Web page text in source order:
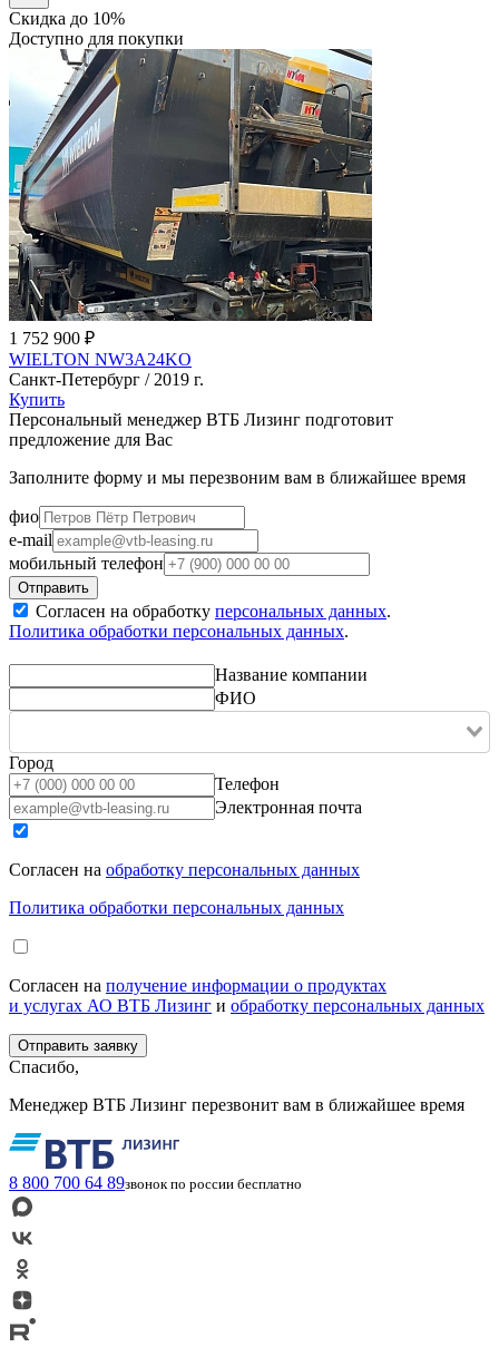
Скидка до 10%
Доступно для покупки
1 752 900 ₽
WIELTON NW3A24KO
Санкт-Петербург / 2019 г.
Купить
Персональный менеджер ВТБ Лизинг подготовит
предложение для Вас
Заполните форму и мы перезвоним вам в ближайшее время
фио
e-mail
мобильный телефон
Согласен на обработку персональных данных.
Политика обработки персональных данных.
Название компании
ФИО
Город
Телефон
Электронная почта
Согласен на обработку персональных данных
Политика обработки персональных данных
Согласен на получение информации о продуктах
и услугах АО ВТБ Лизинг и обработку персональных данных
Спасибо,
Менеджер ВТБ Лизинг перезвонит вам в ближайшее время
8 800 700 64 89звонок по россии бесплатно